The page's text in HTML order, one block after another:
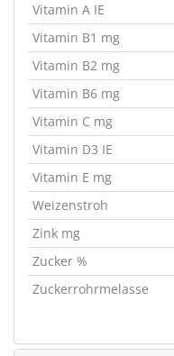
Vitamin A IE
Vitamin B1 mg
Vitamin B2 mg
Vitamin B6 mg
Vitamin C mg
Vitamin D3 IE
Vitamin E mg
Weizenstroh
Zink mg
Zucker %
Zuckerrohrmelasse